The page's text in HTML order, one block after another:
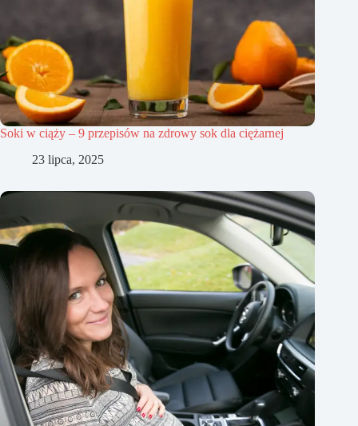
Soki w ciąży – 9 przepisów na zdrowy sok dla ciężarnej
23 lipca, 2025